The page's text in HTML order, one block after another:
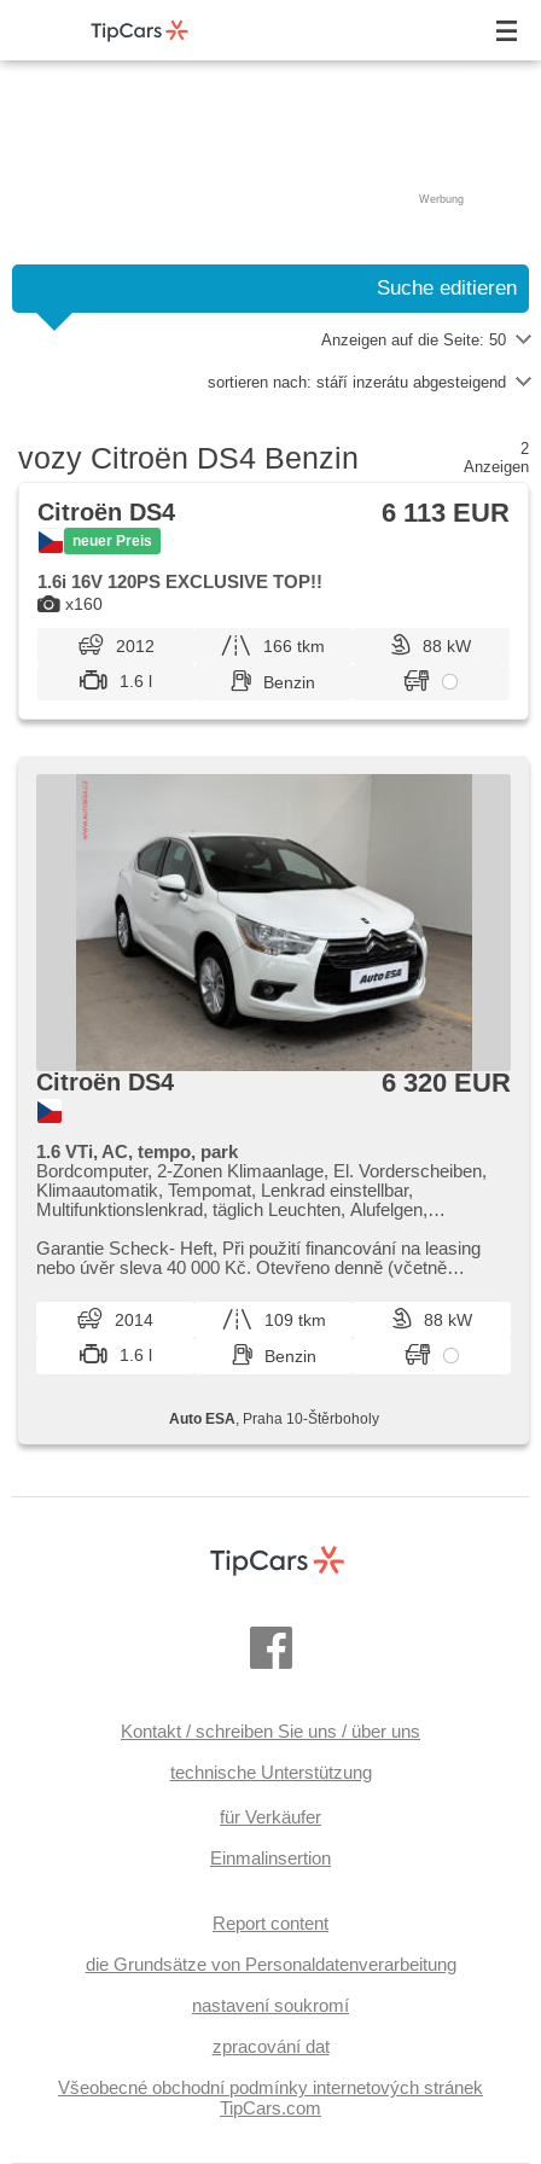
Werbung
Suche editieren
Anzeigen auf die Seite: 50
sortieren nach: stáří inzerátu abgesteigend
vozy Citroën DS4 Benzin
2
Anzeigen
x160
Citroën DS4
neuer Preis
6 113 EUR
1.6i 16V 120PS EXCLUSIVE TOP!!
2012 166 tkm
88 kW
1.6 l
Benzin
Citroën DS4 6 320 EUR
1.6 VTi, AC, tempo, park
Bordcomputer, 2-Zonen Klimaanlage, El. Vorderscheiben,
Klimaautomatik, Tempomat, Lenkrad einstellbar,
Multifunktionslenkrad, täglich Leuchten, Alufelgen,
Zentralverriegelung mit Funkfernbedienung, Elektronisches
Stabilitätsprogramm (ESP), Scheibenwischersensor,
Beifahrerairbagdeaktivierung, 6x Airbag
Garantie Scheck​- Heft,​ Při použití financování na leasing
nebo úvěr sleva 40 000 Kč. Otevřeno denně (včetně
2014 109 tkm
88 kW
1.6 l
Benzin
Auto ESA , Praha 10-Štěrboholy
Kontakt / schreiben Sie uns / über uns
technische Unterstützung
für Verkäufer
Einmalinsertion
Report content
die Grundsätze von Personaldatenverarbeitung
nastavení soukromí
zpracování dat
Všeobecné obchodní podmínky internetových stránek
TipCars.com